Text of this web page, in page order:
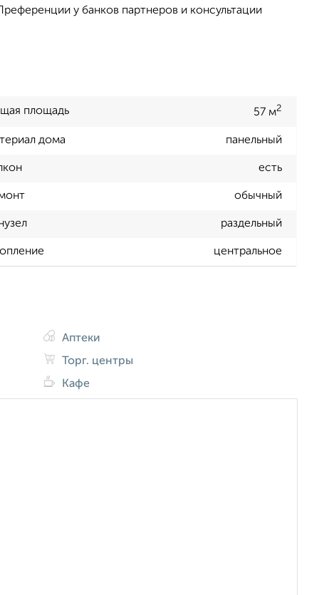
у банков партнеров и консультации
площадь 57 м2
дома панельный
есть
обычный
раздельный
центральное
Аптеки
Торг. центры
Кафе